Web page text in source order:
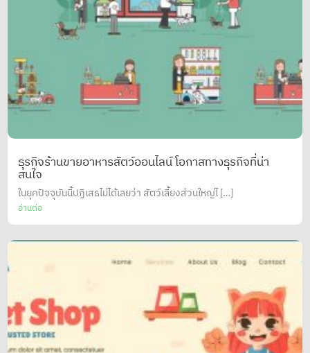
ธุรกิจร้านขายอาหารสัตว์ออนไลน์ โอกาสทางธุรกิจที่น่า
สนใจ
ในยุคปัจจุบันนี้ปฏิเสธไม่ได้เลยว่า สัตว์เลี้ยงส่วนใหญ่ไ […]
อ่านต่อ